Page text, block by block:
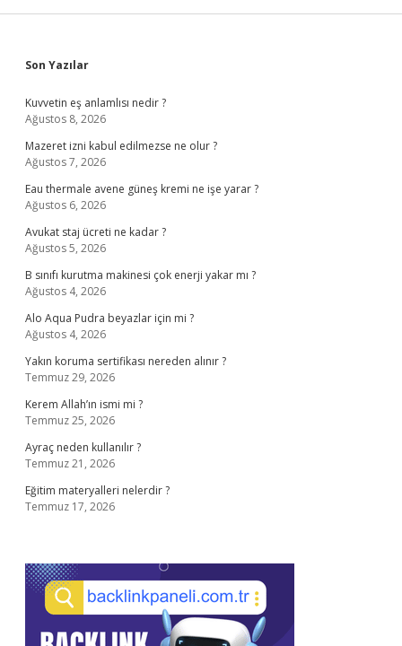
Sidebar
Son Yazılar
Kuvvetin eş anlamlısı nedir ?
Ağustos 8, 2026
Mazeret izni kabul edilmezse ne olur ?
Ağustos 7, 2026
Eau thermale avene güneş kremi ne işe yarar ?
Ağustos 6, 2026
Avukat staj ücreti ne kadar ?
Ağustos 5, 2026
B sınıfı kurutma makinesi çok enerji yakar mı ?
Ağustos 4, 2026
Alo Aqua Pudra beyazlar için mi ?
Ağustos 4, 2026
Yakın koruma sertifikası nereden alınır ?
Temmuz 29, 2026
Kerem Allah’ın ismi mi ?
Temmuz 25, 2026
Ayraç neden kullanılır ?
Temmuz 21, 2026
Eğitim materyalleri nelerdir ?
Temmuz 17, 2026